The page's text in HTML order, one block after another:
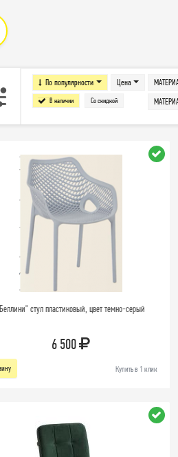
По популярности Цена
В наличии Со скидкой
стул пластиковый, цвет темно-серый
6 500
Купить в 1 клик